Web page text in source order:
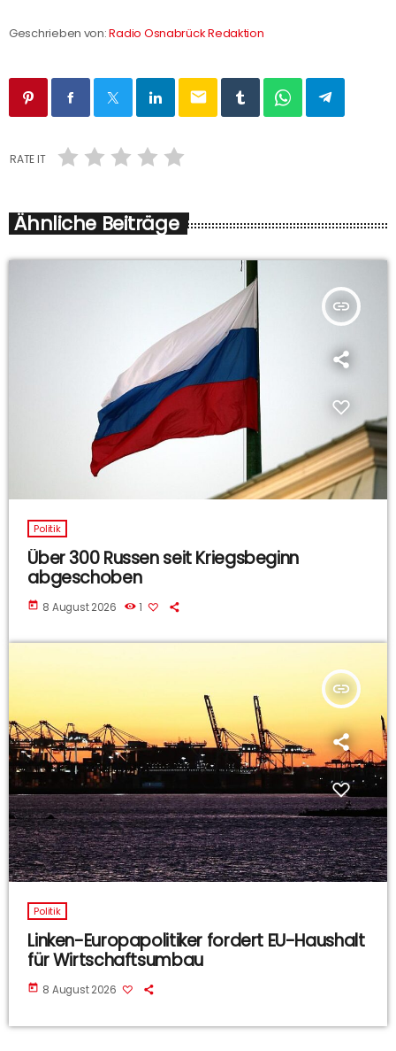
Geschrieben von:Radio Osnabrück Redaktion
email
RATE IT
Ähnliche Beiträge
insert_link
Politik
Über 300 Russen seit Kriegsbeginn
abgeschoben
today 8 August 2026 1
insert_link
Politik
Linken-Europapolitiker fordert EU-Haushalt
für Wirtschaftsumbau
today 8 August 2026